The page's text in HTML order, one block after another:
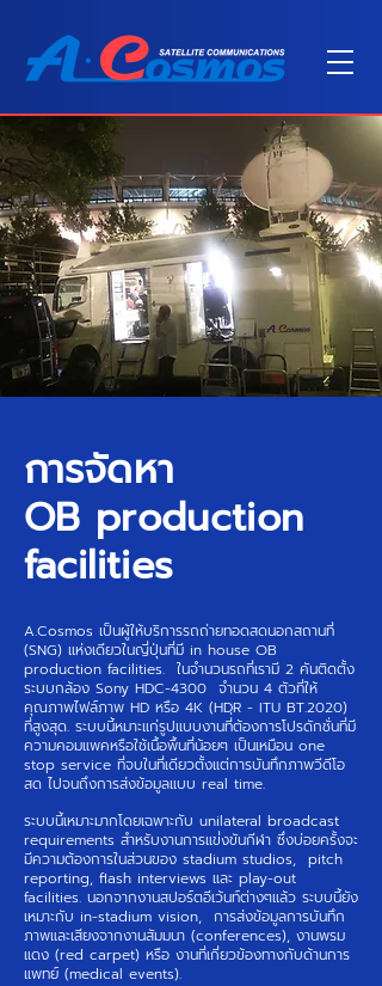
การจัดหา
OB production
facilities
A.Cosmos เป็นผู้ให้บริการรถถ่ายทอดสดนอกสถานที่
(SNG) แห่งเดียวในญี่ปุ่นที่มี in house OB
production facilities. ในจำนวนรถที่เรามี 2 คันติดตั้ง
ระบบกล้อง Sony HDC-4300 จำนวน 4 ตัวที่ให้
คุณภาพไฟล์ภาพ HD หรือ 4K (HDR - ITU BT.2020)
ที่สูงสุด. ระบบนี้หมาะแก่รูปแบบงานที่่ต้องการโปรดักชั่นที่มี
ความคอมแพคหรือใช้เนื้อพื้นที่น้อยๆ เป็นเหมือน one
stop service ที่จบในที่เดียวตั้งแต่การบันทึกภาพวีดีโอ
สด ไปจนถึงการส่งข้อมูลแบบ real time.
ระบบนี้เหมาะมากโดยเฉพาะกับ unilateral broadcast
requirements สำหรับงานการแข่่งขันกีฬา ซึ่งบ่อยครั้งจะ
มีความต้องการในส่วนของ stadium studios, pitch
reporting, flash interviews และ play-out
facilities. นอกจากงานสปอร์ตอีเว้นท์ต่างๆแล้ว ระบบนี้ยัง
เหมาะกับ in-stadium vision, การส่งข้อมูลการบันทึก
ภาพและเสียงจากงานสัมมนา (conferences), งานพรม
แดง (red carpet) หรือ งานที่เกี่ยวข้องทางกับด้านการ
แพทย์ (medical events).